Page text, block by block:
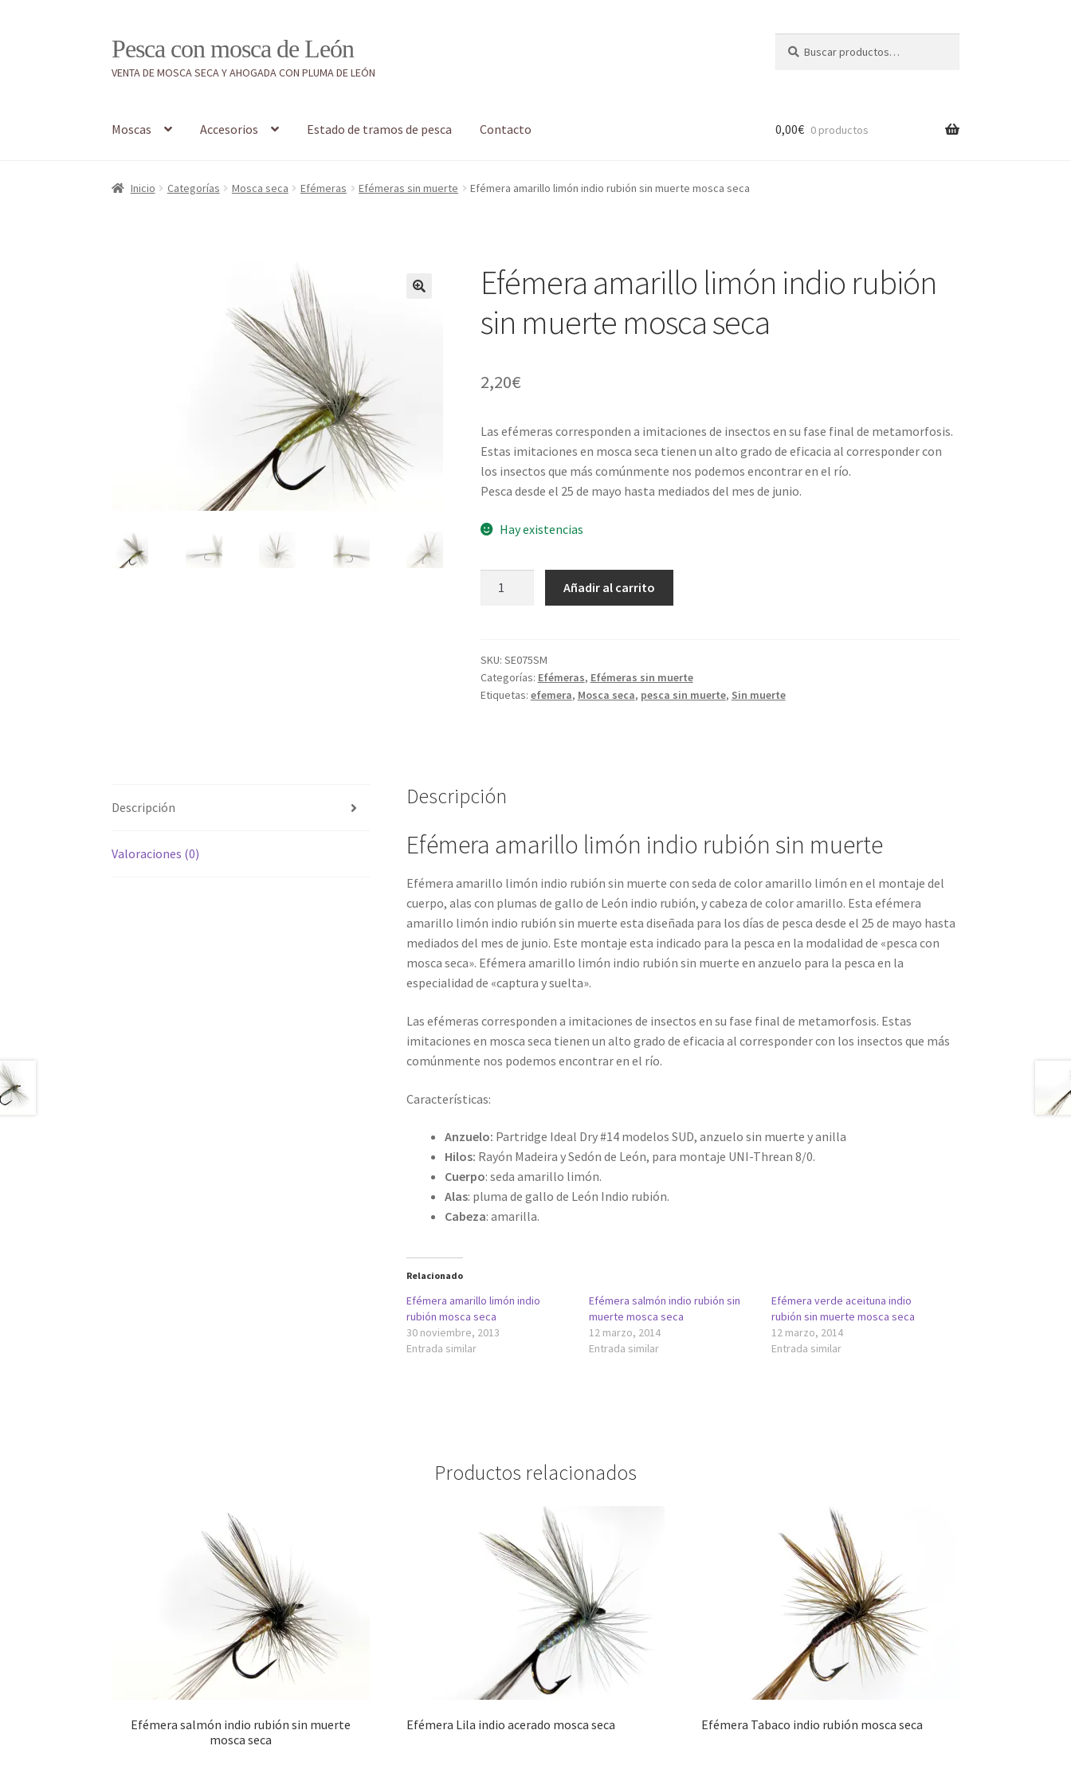
Ir
a
la
Ir
al
contenido
Pesca con mosca de León
VENTA DE MOSCA SECA Y AHOGADA CON PLUMA DE LEÓN
por:
Moscas Accesorios Estado de tramos de pesca Contacto
Inicio #7897 (sin título) Caja Estado de tramos de pesca Formulario de contactoMi cuenta Realizar pedido
0,00€ 0 productos
Inicio Categorías Mosca seca Efémeras Efémeras sin muerte Efémera amarillo limón indio rubión sin muerte mosca seca
Efémera amarillo limón indio rubión
sin muerte mosca seca
2,20€
Las efémeras corresponden a imitaciones de insectos en su fase final de metamorfosis.
Estas imitaciones en mosca seca tienen un alto grado de eficacia al corresponder con
los insectos que más comúnmente nos podemos encontrar en el río.
Pesca desde el 25 de mayo hasta mediados del mes de junio.
Hay existencias
rubión
sin
muerte
Añadir al carrito
SKU: SE075SM
Categorías: Efémeras, Efémeras sin muerte
Etiquetas: efemera, Mosca seca, pesca sin muerte, Sin muerte
Descripción
Valoraciones (0)
Descripción
Efémera amarillo limón indio rubión sin muerte
Efémera amarillo limón indio rubión sin muerte con seda de color amarillo limón en el montaje del
cuerpo, alas con plumas de gallo de León indio rubión, y cabeza de color amarillo. Esta efémera
amarillo limón indio rubión sin muerte esta diseñada para los días de pesca desde el 25 de mayo hasta
mediados del mes de junio. Este montaje esta indicado para la pesca en la modalidad de «pesca con
mosca seca». Efémera amarillo limón indio rubión sin muerte en anzuelo para la pesca en la
especialidad de «captura y suelta».
Las efémeras corresponden a imitaciones de insectos en su fase final de metamorfosis. Estas
imitaciones en mosca seca tienen un alto grado de eficacia al corresponder con los insectos que más
comúnmente nos podemos encontrar en el río.
Características:
Anzuelo: Partridge Ideal Dry #14 modelos SUD, anzuelo sin muerte y anilla
Hilos: Rayón Madeira y Sedón de León, para montaje UNI-Threan 8/0.
Cuerpo: seda amarillo limón.
Alas: pluma de gallo de León Indio rubión.
Cabeza: amarilla.
Relacionado
Efémera amarillo limón indio
rubión mosca seca
30 noviembre, 2013
Entrada similar
Efémera salmón indio rubión sin
muerte mosca seca
12 marzo, 2014
Entrada similar
Efémera verde aceituna indio
rubión sin muerte mosca seca
12 marzo, 2014
Entrada similar
Productos relacionados
Efémera salmón indio rubión sin muerte
mosca seca
Efémera Lila indio acerado mosca seca Efémera Tabaco indio rubión mosca seca